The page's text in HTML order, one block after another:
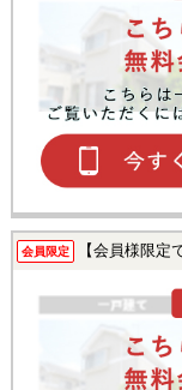
会員限定 【会員様限定